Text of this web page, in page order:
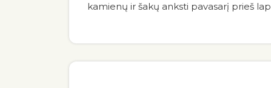
kamienų ir šakų anksti pavasarį prieš